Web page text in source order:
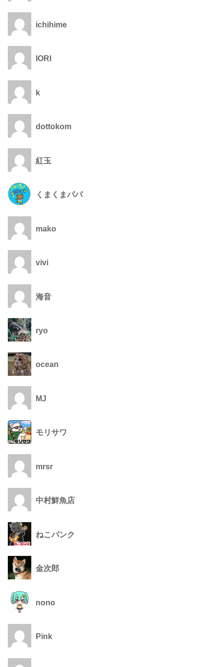
ichihime
IORI
k
dottokom
紅玉
くまくまパパ
mako
vivi
海音
ryo
ocean
MJ
モリサワ
mrsr
中村鮮魚店
ねこパンク
金次郎
nono
Pink